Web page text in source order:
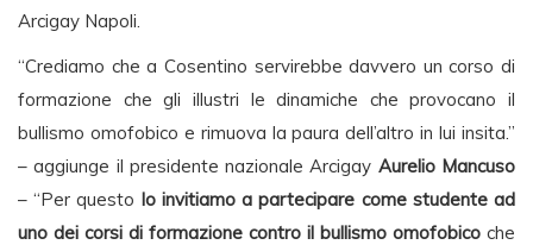
Arcigay Napoli.
“Crediamo che a Cosentino servirebbe davvero un corso di
formazione che gli illustri le dinamiche che provocano il
bullismo omofobico e rimuova la paura dell’altro in lui insita.”
– aggiunge il presidente nazionale Arcigay Aurelio Mancuso
– “Per questo lo invitiamo a partecipare come studente ad
uno dei corsi di formazione contro il bullismo omofobico che